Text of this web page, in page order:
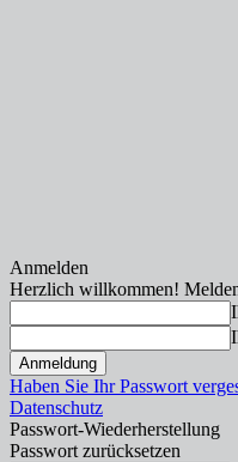
Anmelden
Herzlich willkommen!
Haben Sie Ihr Passwort
Datenschutz
Passwort-Wiederherstellung
Passwort zurücksetzen